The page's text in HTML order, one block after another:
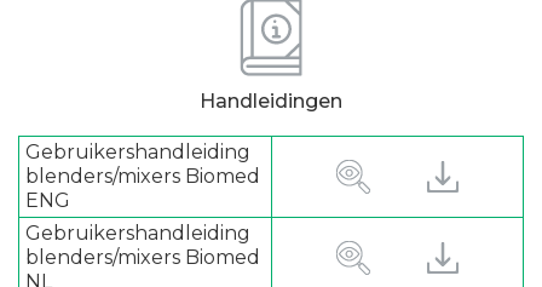
Handleidingen
Gebruikershandleiding
blenders/mixers Biomed
ENG
Gebruikershandleiding
blenders/mixers Biomed
NL